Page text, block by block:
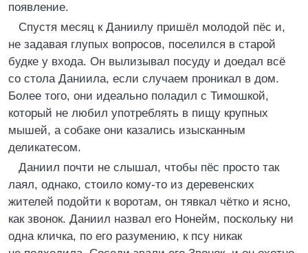
появление.
Спустя месяц к Даниилу пришёл молодой пёс и,
не задавая глупых вопросов, поселился в старой
будке у входа. Он вылизывал посуду и доедал всё
со стола Даниила, если случаем проникал в дом.
Более того, они идеально поладил с Тимошкой,
который не любил употреблять в пищу крупных
мышей, а собаке они казались изысканным
деликатесом.
Даниил почти не слышал, чтобы пёс просто так
лаял, однако, стоило кому-то из деревенских
жителей подойти к воротам, он тявкал чётко и ясно,
как звонок. Даниил назвал его Нонейм, поскольку ни
одна кличка, по его разумению, к псу никак